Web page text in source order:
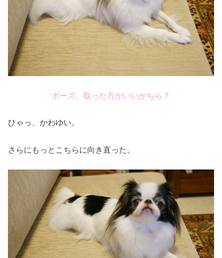
ポーズ、取った方がいいかちら？
ひゃっ、かわゆい。
さらにもっとこちらに向き直った。